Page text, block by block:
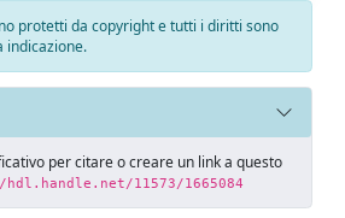
protetti da copyright e tutti i diritti sono
indicazione.
per citare o creare un link a questo
11573/1665084